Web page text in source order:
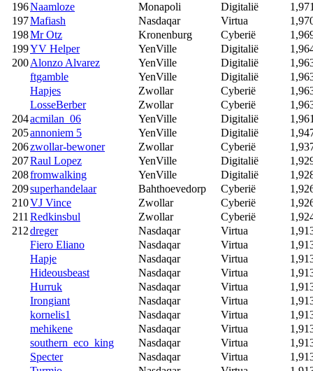
196Naamloze Monapoli Digitalië
197Mafiash Nasdaqar Virtua
198Mr Otz Kronenburg Cyberië
199YV Helper YenVille Digitalië
200Alonzo Alvarez YenVille Digitalië
ftgamble
YenVille Digitalië
Hapjes
Zwollar Cyberië
LosseBerber
Zwollar Cyberië
204acmilan_06 YenVille Digitalië
205annoniem 5 YenVille Digitalië
206zwollar-bewoner Zwollar Cyberië
207Raul Lopez YenVille Digitalië
208fromwalking YenVille Digitalië
209superhandelaar Bahthoevedorp Cyberië
210VJ Vince Zwollar Cyberië
211Redkinsbul Zwollar Cyberië
212dreger Nasdaqar Virtua
Fiero Eliano
Nasdaqar Virtua
Hapje
Nasdaqar Virtua
Hideousbeast
Nasdaqar Virtua
Hurruk
Nasdaqar Virtua
Irongiant
Nasdaqar Virtua
kornelis1
Nasdaqar Virtua
mehikene
Nasdaqar Virtua
southern_eco_king
Nasdaqar Virtua
Specter
Nasdaqar Virtua